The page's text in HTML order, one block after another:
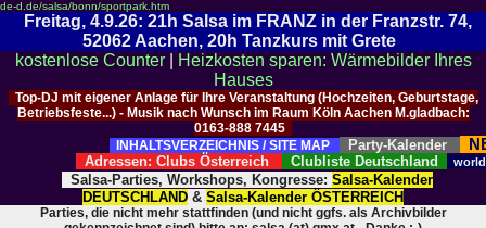
de-d.de/salsa/bonn/sportpark.htm
Freitag, 4.9.26: 21h Salsa im FRANZ in der Franzstr. 74,
52062 Aachen, 20h Tanzkurs mit Grete
kostenlose Counter|
Heizkosten sparen: Wärmebilder Ihres
Hauses
Top-DJ mit eigener Anlage für Ihre Veranstaltung (Hochzeiten, Geburtstage,
Betriebsfeste...) - Musik nach Wunsch im Raum Köln Aachen M.gladbach:
0163-888 7445
INHALTSVERZEICHNIS / SITE MAP
Party-Kalender
Adressen: Clubs Österreich Clubliste Deutschland
Salsa-Parties, Workshops, Kongresse: Salsa-Kalender
DEUTSCHLAND & Salsa-Kalender ÖSTERREICH
Parties, die nicht mehr stattfinden (und nicht ggfs. als Archivbilder